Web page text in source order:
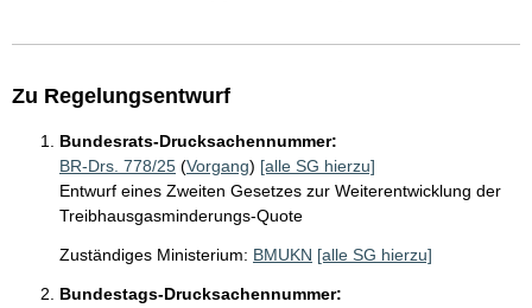
Zu Regelungsentwurf
Bundesrats-Drucksachennummer:
BR-Drs. 778/25 (Vorgang) [alle SG hierzu]
Entwurf eines Zweiten Gesetzes zur Weiterentwicklung der
Treibhausgasminderungs-Quote
Zuständiges Ministerium: BMUKN [alle SG hierzu]
Bundestags-Drucksachennummer: